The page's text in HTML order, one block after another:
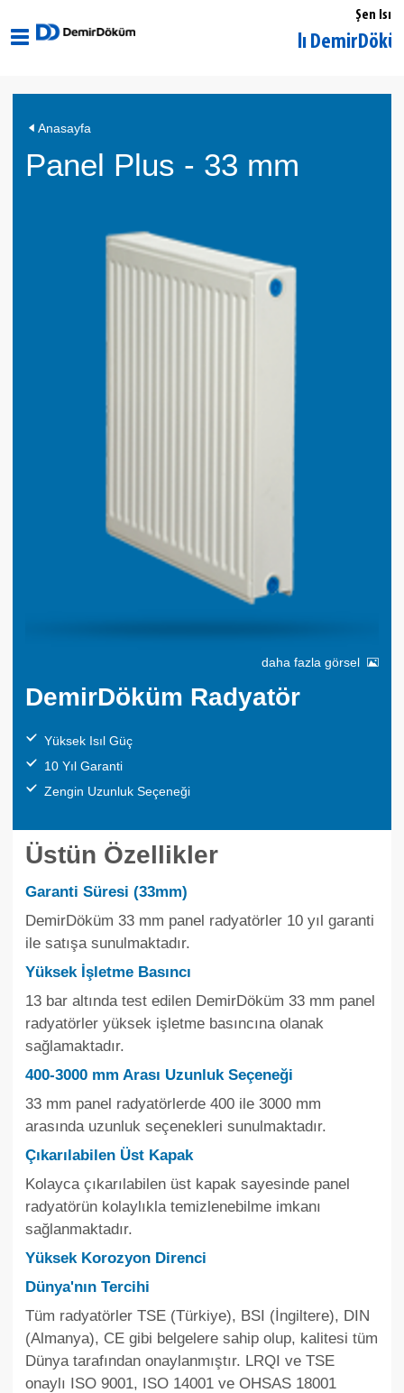
Şen Isı
Tekirdağ Muratlı DemirDöküm
Anasayfa
Panel Plus - 33 mm
daha fazla görsel
DemirDöküm Radyatör
Yüksek Isıl Güç
10 Yıl Garanti
Zengin Uzunluk Seçeneği
Üstün Özellikler
Garanti Süresi (33mm)
DemirDöküm 33 mm panel radyatörler 10 yıl garanti
ile satışa sunulmaktadır.
Yüksek İşletme Basıncı
13 bar altında test edilen DemirDöküm 33 mm panel
radyatörler yüksek işletme basıncına olanak
sağlamaktadır.
400-3000 mm Arası Uzunluk Seçeneği
33 mm panel radyatörlerde 400 ile 3000 mm
arasında uzunluk seçenekleri sunulmaktadır.
Çıkarılabilen Üst Kapak
Kolayca çıkarılabilen üst kapak sayesinde panel
radyatörün kolaylıkla temizlenebilme imkanı
sağlanmaktadır.
Yüksek Korozyon Direnci
Dünya'nın Tercihi
Tüm radyatörler TSE (Türkiye), BSI (İngiltere), DIN
(Almanya), CE gibi belgelere sahip olup, kalitesi tüm
Dünya tarafından onaylanmıştır. LRQI ve TSE
onaylı ISO 9001, ISO 14001 ve OHSAS 18001
Panel